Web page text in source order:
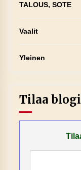
TALOUS, SOTE
Vaalit
Yleinen
Tilaa